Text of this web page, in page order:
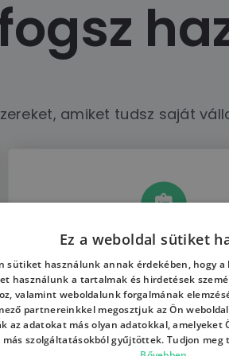
amiket tudsz saját
bevezetési működési
a felelős, hol vannak a
pontok, mit kell mérni, és
Ez a weboldal sütiket
sütiket használunk annak érdekében, hogy
használunk a tartalmak és hirdetések
valamint weboldalunk forgalmának
partnereinkkel megosztjuk az Ön
az adatokat más olyan adatokkal, amelyeket
szolgáltatásokból gyűjtöttek. Tudjon